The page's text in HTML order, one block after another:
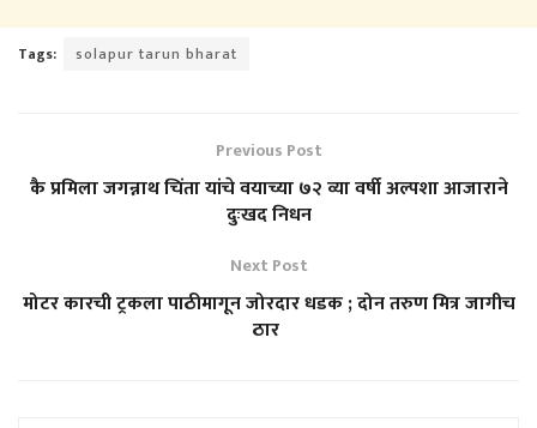
Tags: solapur tarun bharat
Previous Post
कै प्रमिला जगन्नाथ चिंता यांचे वयाच्या ७२ व्या वर्षी अल्पशा आजाराने
दुःखद निधन
Next Post
मोटर कारची ट्रकला पाठीमागून जोरदार धडक ; दोन तरुण मित्र जागीच
ठार